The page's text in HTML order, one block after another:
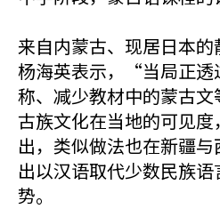
来自内蒙古、现居日本
杨海英表示，“当局正透
称、减少教材中的蒙古
古族文化在当地的可见
出，类似做法也在新疆
出以汉语取代少数民族
势。